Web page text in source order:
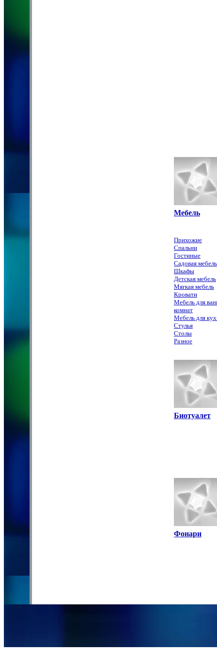
Мебель
Прихожие
Спальни
Гостиные
Садовая мебель
Шкафы
Детская мебель
Мягкая мебель
Кровати
Мебель для
комнат
Мебель для
Стулья
Столы
Разное
Биотуалет
Фонари